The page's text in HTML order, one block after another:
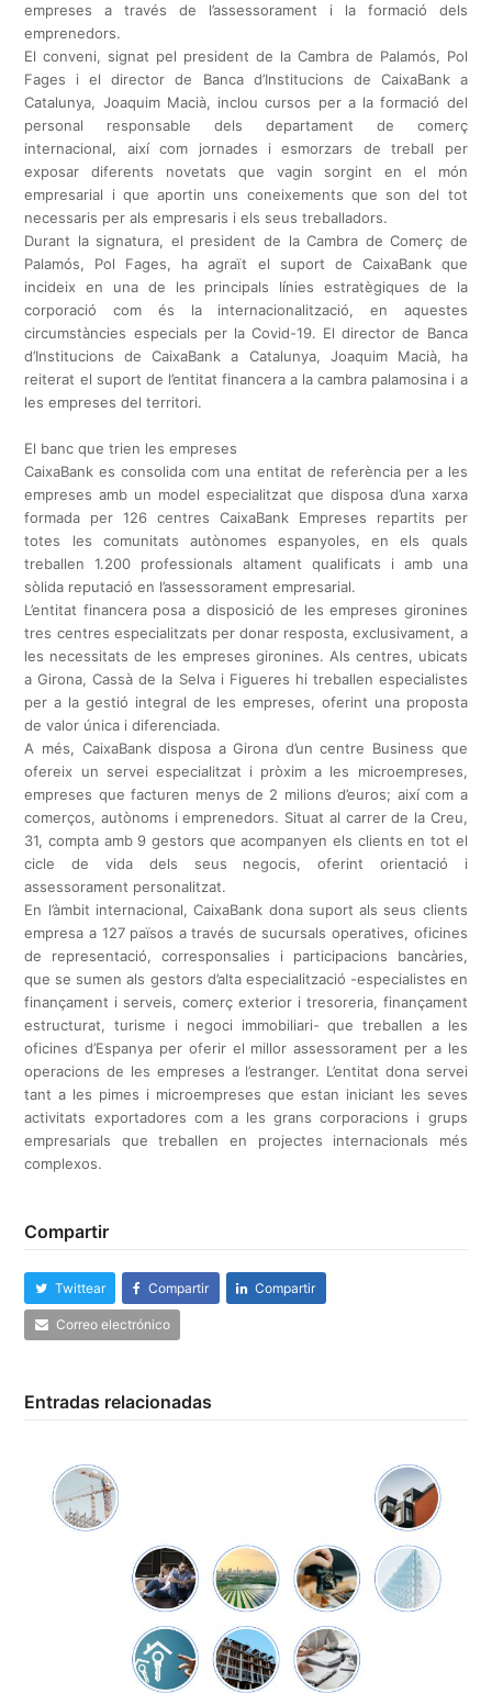
empreses a través de l’assessorament i la formació dels
emprenedors.
El conveni, signat pel president de la Cambra de Palamós, Pol
Fages i el director de Banca d’Institucions de CaixaBank a
Catalunya, Joaquim Macià, inclou cursos per a la formació del
personal responsable dels departament de comerç
internacional, així com jornades i esmorzars de treball per
exposar diferents novetats que vagin sorgint en el món
empresarial i que aportin uns coneixements que son del tot
necessaris per als empresaris i els seus treballadors.
Durant la signatura, el president de la Cambra de Comerç de
Palamós, Pol Fages, ha agraït el suport de CaixaBank que
incideix en una de les principals línies estratègiques de la
corporació com és la internacionalització, en aquestes
circumstàncies especials per la Covid-19. El director de Banca
d’Institucions de CaixaBank a Catalunya, Joaquim Macià, ha
reiterat el suport de l’entitat financera a la cambra palamosina i a
les empreses del territori.
El banc que trien les empreses
CaixaBank es consolida com una entitat de referència per a les
empreses amb un model especialitzat que disposa d’una xarxa
formada per 126 centres CaixaBank Empreses repartits per
totes les comunitats autònomes espanyoles, en els quals
treballen 1.200 professionals altament qualificats i amb una
sòlida reputació en l’assessorament empresarial.
L’entitat financera posa a disposició de les empreses gironines
tres centres especialitzats per donar resposta, exclusivament, a
les necessitats de les empreses gironines. Als centres, ubicats
a Girona, Cassà de la Selva i Figueres hi treballen especialistes
per a la gestió integral de les empreses, oferint una proposta
de valor única i diferenciada.
A més, CaixaBank disposa a Girona d’un centre Business que
ofereix un servei especialitzat i pròxim a les microempreses,
empreses que facturen menys de 2 milions d’euros; així com a
comerços, autònoms i emprenedors. Situat al carrer de la Creu,
31, compta amb 9 gestors que acompanyen els clients en tot el
cicle de vida dels seus negocis, oferint orientació i
assessorament personalitzat.
En l’àmbit internacional, CaixaBank dona suport als seus clients
empresa a 127 països a través de sucursals operatives, oficines
de representació, corresponsalies i participacions bancàries,
que se sumen als gestors d’alta especialització -especialistes en
finançament i serveis, comerç exterior i tresoreria, finançament
estructurat, turisme i negoci immobiliari- que treballen a les
oficines d’Espanya per oferir el millor assessorament per a les
operacions de les empreses a l’estranger. L’entitat dona servei
tant a les pimes i microempreses que estan iniciant les seves
activitats exportadores com a les grans corporacions i grups
empresarials que treballen en projectes internacionals més
complexos.
Compartir
Twittear Compartir Compartir
Correo electrónico
Entradas relacionadas